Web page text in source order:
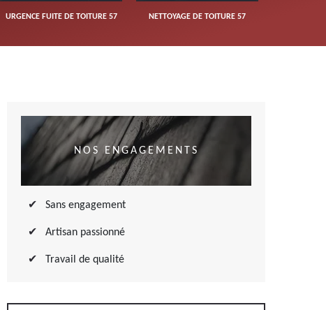
NETTOYAGE DE TOITURE 57
NOS ENGAGEMENTS
Sans engagement
Artisan passionné
Travail de qualité